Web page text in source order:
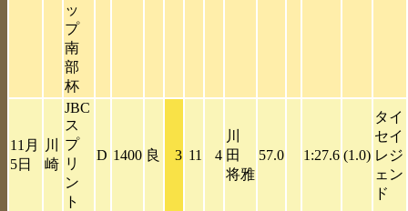
ッ
プ
南
部
杯
11月
5日
川
崎
JBC
ス
プ
リ
ン
ト
D 1400 良 3 11 4
川
田
将雅
57.0 1:27.6 (1.0)
タイ
セイ
レジ
ェン
ド